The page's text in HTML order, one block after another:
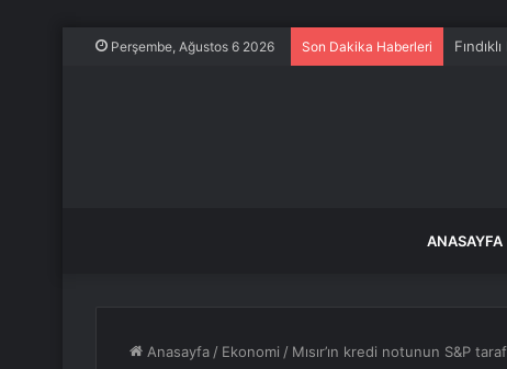
Perşembe, Ağustos 6 2026 Son Dakika Haberleri Bu
ANASAYFA
Anasayfa / Ekonomi / Mısır’ın kredi notunun S&P